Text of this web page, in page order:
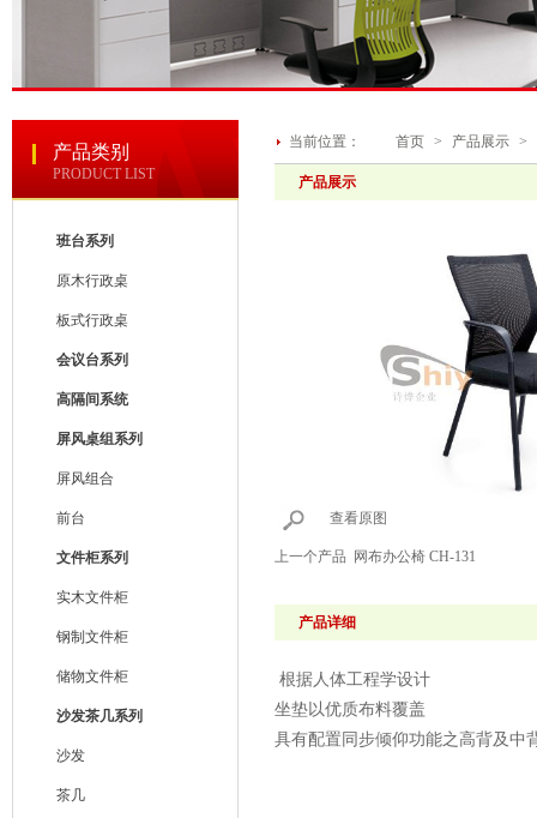
产品类别
PRODUCT LIST
班台系列
原木行政桌
板式行政桌
会议台系列
高隔间系统
屏风桌组系列
屏风组合
前台
文件柜系列
实木文件柜
钢制文件柜
储物文件柜
沙发茶几系列
沙发
茶几
当前位置： 首页 > 产品展示 >
产品展示
查看原图
上一个产品 网布办公椅 CH-131
产品详细
根据人体工程学设计
坐垫以优质布料覆盖
具有配置同步倾仰功能之高背及中